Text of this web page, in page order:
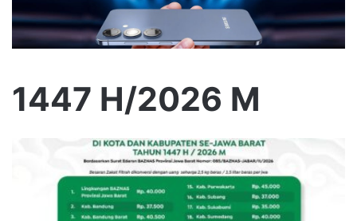
1447 H/2026 M